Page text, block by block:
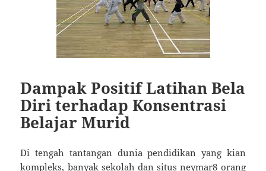
Dampak Positif Latihan Bela
Diri terhadap Konsentrasi
Belajar Murid
Di tengah tantangan dunia pendidikan yang kian
kompleks, banyak sekolah dansitus neymar8 orang